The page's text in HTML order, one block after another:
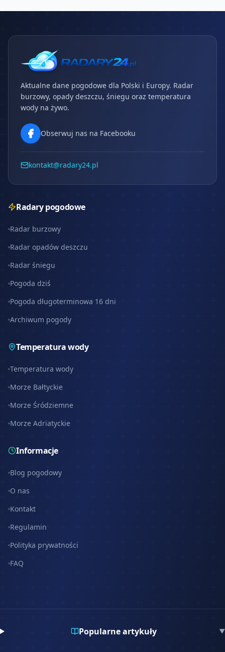
Aktualne dane pogodowe dla Polski i Europy. Radar
burzowy, opady deszczu, śniegu oraz temperatura
wody na żywo.
Obserwuj nas na Facebooku
kontakt@radary24.pl
Radary pogodowe
Radar burzowy
Radar opadów deszczu
Radar śniegu
Pogoda dziś
Pogoda długoterminowa 16 dni
Archiwum pogody
Temperatura wody
Temperatura wody
Morze Bałtyckie
Morze Śródziemne
Morze Adriatyckie
Informacje
Blog pogodowy
O nas
Kontakt
Regulamin
Polityka prywatności
FAQ
Popularne artykuły ▼